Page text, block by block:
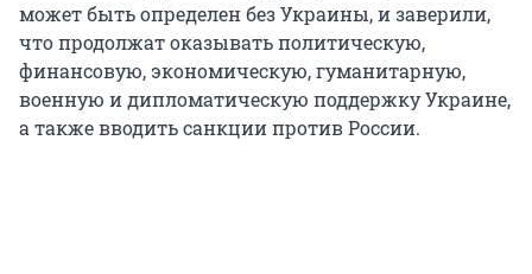
может быть определен без Украины, и заверили,
что продолжат оказывать политическую,
финансовую, экономическую, гуманитарную,
военную и дипломатическую поддержку Украине,
а также вводить санкции против России.